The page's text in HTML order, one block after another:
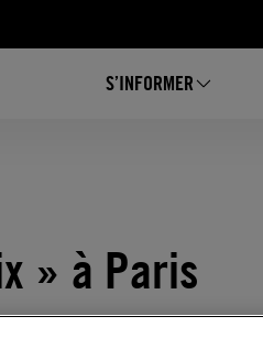
S’INFORMER
» à Paris